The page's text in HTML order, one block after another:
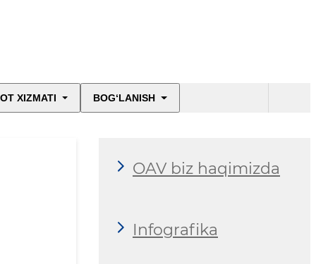
XIZMATI BOG‘LANISH
OAV biz haqimizda
Infografika